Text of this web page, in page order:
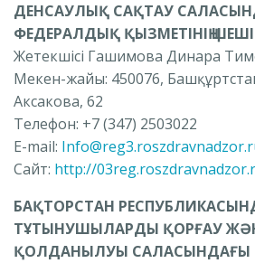
ДЕНСАУЛЫҚ САҚТАУ
ФЕДЕРАЛДЫҚ ҚЫЗМЕТІНІҢ
Жетекшісі Гашимова Динара
Мекен-жайы: 450076,
Аксакова, 62
Телефон: +7 (347) 2503022
E-mail:
Сайт: http://
БАҚТОРСТАН
ТҰТЫНУШЫЛАРДЫ ҚОРҒАУ
ҚОЛДАНЫЛУЫ САЛАСЫНДАҒЫ